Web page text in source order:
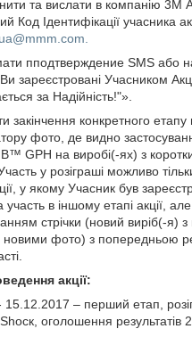
та вислати в компанію 3М
Код Ідентифікації учасника
пподтверждение SMS або
зареєстровані Учасником
за Надійність!"».
закінчення конкретного етапу
фото, де видно
GPH на виробі(-ях) з
у розіграші можливо
у якому Учасник був
в іншому етапі акції,
стрічки (новий виріб(-я) з
новими фото) з попередньою
акції:
15.12.2017 – перший етап,
оголошення результатів